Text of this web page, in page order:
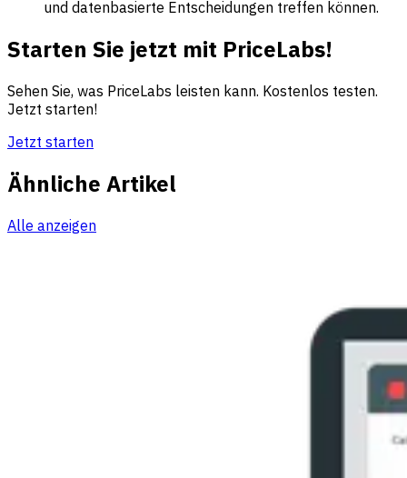
und datenbasierte Entscheidungen treffen können.
Starten Sie jetzt mit PriceLabs!
Sehen Sie, was PriceLabs leisten kann. Kostenlos testen.
Jetzt starten!
Jetzt starten
Ähnliche Artikel
Alle anzeigen